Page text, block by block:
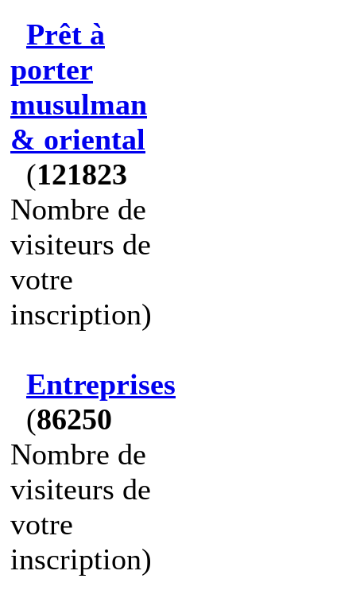
Prêt à
porter
musulman
& oriental
(121823
Nombre de
visiteurs de
votre
inscription)
Entreprises
(86250
Nombre de
visiteurs de
votre
inscription)